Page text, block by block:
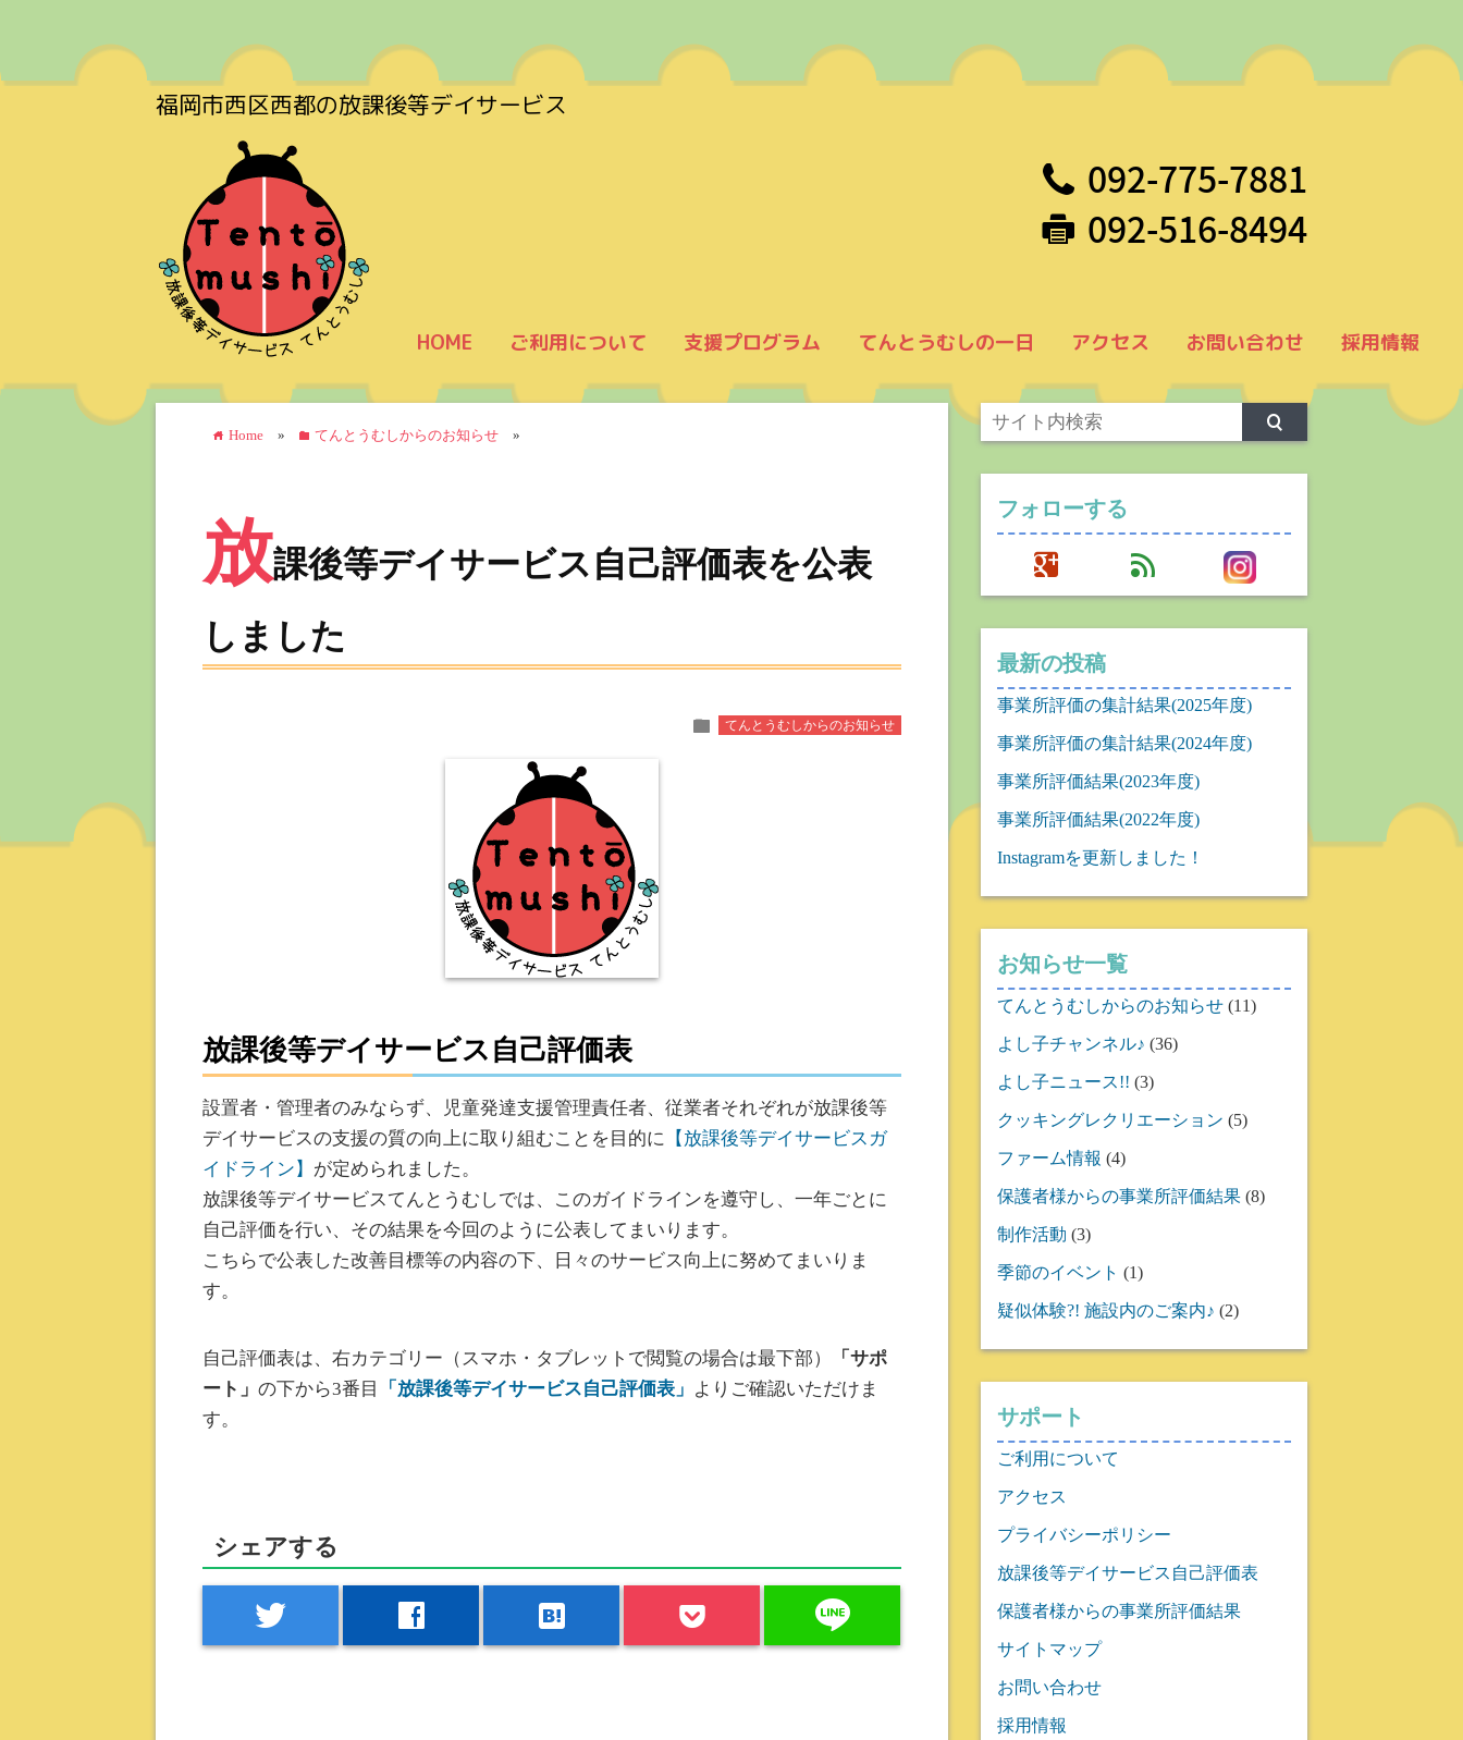
福岡市西区西都の放課後等デイサービス
092-775-7881
092-516-8494
HOME ご利用について 支援プログラム てんとうむしの一日 アクセス お問い合わせ 採用情報
home Home » folder てんとうむしからのお知らせ »
放課後等デイサービス自己評価表を公表
しました
folder てんとうむしからのお知らせ
放課後等デイサービス自己評価表
設置者・管理者のみならず、児童発達支援管理責任者、従業者それぞれが放課後等
デイサービスの支援の質の向上に取り組むことを目的に 【放課後等デイサービスガ
イドライン】 が定められました。
放課後等デイサービスてんとうむしでは、このガイドラインを遵守し、一年ごとに
自己評価を行い、その結果を今回のように公表してまいります。
こちらで公表した改善目標等の内容の下、日々のサービス向上に努めてまいりま
す。
自己評価表は、右カテゴリー（スマホ・タブレットで閲覧の場合は最下部）
「サポ
ート」 の下から3番目 「放課後等デイサービス自己評価表」 よりご確認いただけま
す。
シェアする
twitter facebook hatenabookmark line
フォローする
google feed
最新の投稿
事業所評価の集計結果(2025年度)
事業所評価の集計結果(2024年度)
事業所評価結果(2023年度)
事業所評価結果(2022年度)
Instagramを更新しました！
お知らせ一覧
てんとうむしからのお知らせ (11)
よし子チャンネル♪ (36)
よし子ニュース!! (3)
クッキングレクリエーション (5)
ファーム情報 (4)
保護者様からの事業所評価結果 (8)
制作活動 (3)
季節のイベント (1)
疑似体験?! 施設内のご案内♪ (2)
サポート
ご利用について
アクセス
プライバシーポリシー
放課後等デイサービス自己評価表
保護者様からの事業所評価結果
サイトマップ
お問い合わせ
採用情報